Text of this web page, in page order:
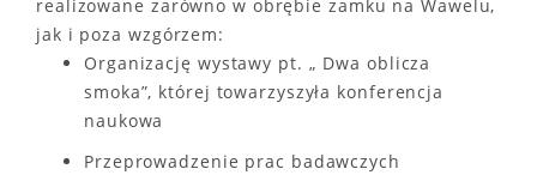
realizowane zarówno w obrębie zamku na Wawelu,
jak i poza wzgórzem:
Organizację wystawy pt. „ Dwa oblicza
smoka”, której towarzyszyła konferencja
naukowa
Przeprowadzenie prac badawczych